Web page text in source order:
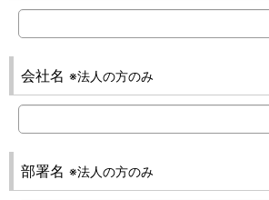
会社名 ※法人の方のみ
部署名 ※法人の方のみ